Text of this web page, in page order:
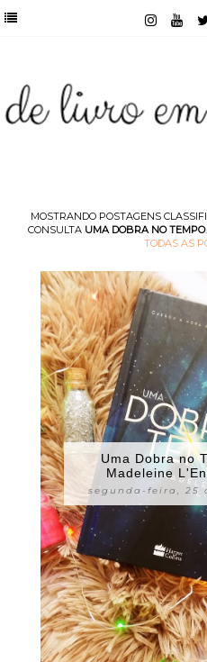
MOSTRANDO POSTAGENS
CONSULTA UMA DOBRA NO TEMPO.
TODAS AS
Uma Dobra no
Madeleine
segunda-feira, 25